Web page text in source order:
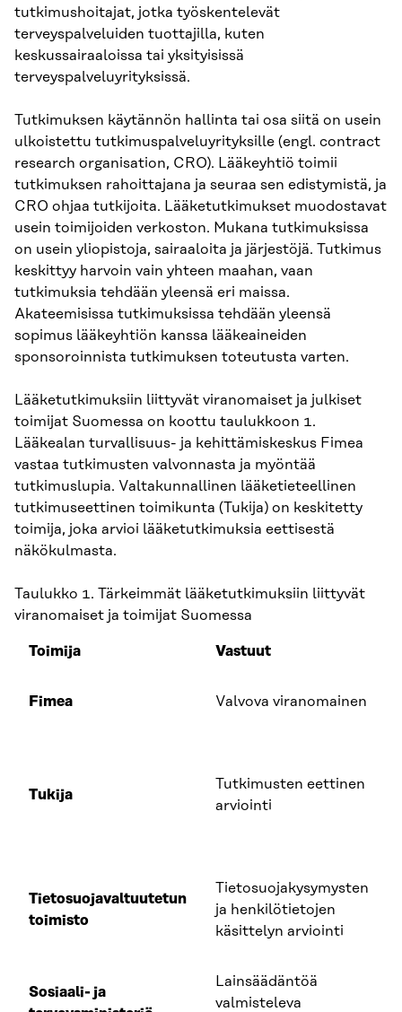
tutkimushoitajat, jotka työskentelevät
terveyspalveluiden tuottajilla, kuten
keskussairaaloissa tai yksityisissä
terveyspalveluyrityksissä.
Tutkimuksen käytännön hallinta tai osa siitä on usein
ulkoistettu tutkimuspalveluyrityksille (engl. contract
research organisation, CRO). Lääkeyhtiö toimii
tutkimuksen rahoittajana ja seuraa sen edistymistä, ja
CRO ohjaa tutkijoita. Lääketutkimukset muodostavat
usein toimijoiden verkoston. Mukana tutkimuksissa
on usein yliopistoja, sairaaloita ja järjestöjä. Tutkimus
keskittyy harvoin vain yhteen maahan, vaan
tutkimuksia tehdään yleensä eri maissa.
Akateemisissa tutkimuksissa tehdään yleensä
sopimus lääkeyhtiön kanssa lääkeaineiden
sponsoroinnista tutkimuksen toteutusta varten.
Lääketutkimuksiin liittyvät viranomaiset ja julkiset
toimijat Suomessa on koottu taulukkoon 1.
Lääkealan turvallisuus- ja kehittämiskeskus Fimea
vastaa tutkimusten valvonnasta ja myöntää
tutkimuslupia. Valtakunnallinen lääketieteellinen
tutkimuseettinen toimikunta (Tukija) on keskitetty
toimija, joka arvioi lääketutkimuksia eettisestä
näkökulmasta.
Taulukko 1. Tärkeimmät lääketutkimuksiin liittyvät
viranomaiset ja toimijat Suomessa
Toimija Vastuut
Fimea Valvova viranomainen
Tukija
Tutkimusten eettinen
arviointi
Tietosuojavaltuutetun
toimisto
Tietosuojakysymysten
ja henkilötietojen
käsittelyn arviointi
Sosiaali- ja
Lainsäädäntöä
valmisteleva